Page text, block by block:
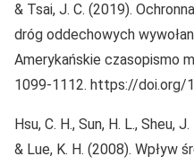
& Tsai, J. C. (2019).
dróg oddechowych
Amerykańskie czasopismo
1099-1112. https://doi.org/
Hsu, C. H., Sun, H. L., Sheu, J.
& Lue, K. H. (2008). Wpływ